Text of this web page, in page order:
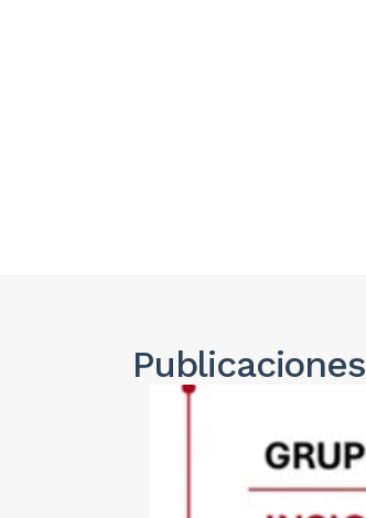
Publicaciones